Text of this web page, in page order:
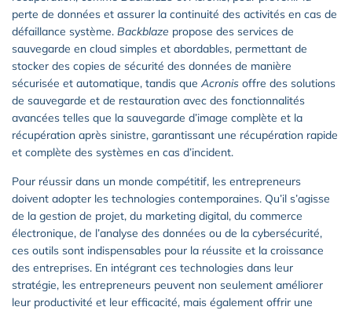
perte de données et assurer la continuité des activités en cas de
défaillance système. Backblaze propose des services de
sauvegarde en cloud simples et abordables, permettant de
stocker des copies de sécurité des données de manière
sécurisée et automatique, tandis que Acronis offre des solutions
de sauvegarde et de restauration avec des fonctionnalités
avancées telles que la sauvegarde d’image complète et la
récupération après sinistre, garantissant une récupération rapide
et complète des systèmes en cas d’incident.
Pour réussir dans un monde compétitif, les entrepreneurs
doivent adopter les technologies contemporaines. Qu’il s’agisse
de la gestion de projet, du marketing digital, du commerce
électronique, de l’analyse des données ou de la cybersécurité,
ces outils sont indispensables pour la réussite et la croissance
des entreprises. En intégrant ces technologies dans leur
stratégie, les entrepreneurs peuvent non seulement améliorer
leur productivité et leur efficacité, mais également offrir une